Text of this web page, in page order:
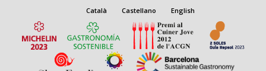
Català Castellano English